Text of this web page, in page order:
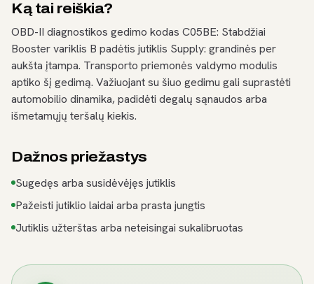
Ką tai reiškia?
OBD-II diagnostikos gedimo kodas C05BE: Stabdžiai
Booster variklis B padėtis jutiklis Supply: grandinės per
aukšta įtampa. Transporto priemonės valdymo modulis
aptiko šį gedimą. Važiuojant su šiuo gedimu gali suprastėti
automobilio dinamika, padidėti degalų sąnaudos arba
išmetamųjų teršalų kiekis.
Dažnos priežastys
Sugedęs arba susidėvėjęs jutiklis
Pažeisti jutiklio laidai arba prasta jungtis
Jutiklis užterštas arba neteisingai sukalibruotas